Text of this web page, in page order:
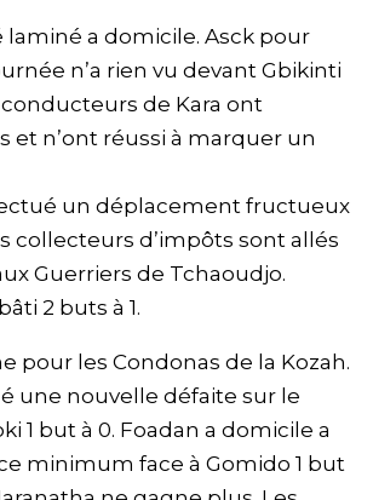
laminé a domicile. Asck pour
n’a rien vu devant Gbikinti
conducteurs de Kara ont
et n’ont réussi à marquer un
un déplacement fructueux
collecteurs d’impôts sont allés
Guerriers de Tchaoudjo.
2 buts à 1.
pour les Condonas de la Kozah.
une nouvelle défaite sur le
1 but à 0. Foadan a domicile a
minimum face à Gomido 1 but